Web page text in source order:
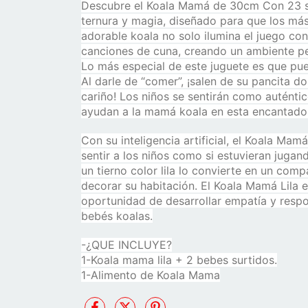
Descubre el Koala Mamá de 30cm Con
ternura y magia, diseñado para que los
adorable koala no solo ilumina el juego
canciones de cuna, creando un ambiente
Lo más especial de este juguete es que
Al darle de “comer”, ¡salen de su pancita
cariño! Los niños se sentirán como
ayudan a la mamá koala en esta
Con su inteligencia artificial, el Koala
sentir a los niños como si estuvieran
un tierno color lila lo convierte en un
decorar su habitación. El Koala Mamá
oportunidad de desarrollar empatía y
bebés koalas.
-¿QUE INCLUYE?
1-Koala mama lila + 2 bebes surtidos.
1-Alimento de Koala Mama